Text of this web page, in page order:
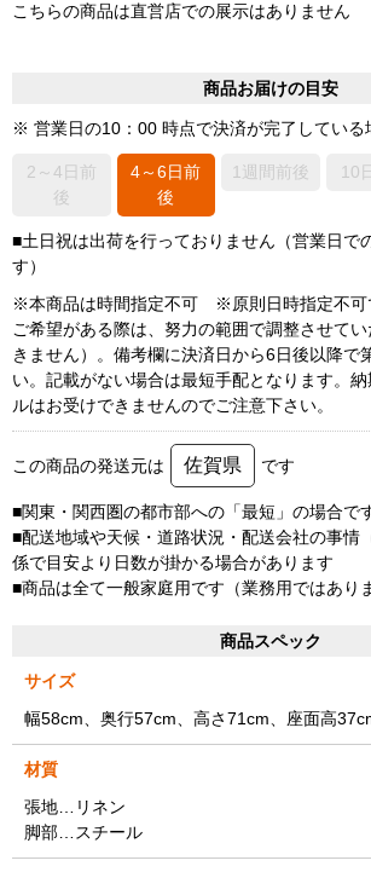
こちらの商品は直営店での展示はありません
商品お届けの目安
※ 営業日の10：00 時点で決済が完了している
2～4日前
後
4～6日前
後
1週間前後 10
■土日祝は出荷を行っておりません（営業日で
す）
※本商品は時間指定不可 ※原則日時指定不可
ご希望がある際は、努力の範囲で調整させて
きません）。備考欄に決済日から6日後以降で
い。記載がない場合は最短手配となります。
ルはお受けできませんのでご注意下さい。
この商品の発送元は 佐賀県 です
■関東・関西圏の都市部への「最短」の場合で
■配送地域や天候・道路状況・配送会社の事情
係で目安より日数が掛かる場合があります
■商品は全て一般家庭用です（業務用ではあり
商品スペック
サイズ
幅58cm、奥行57cm、高さ71cm、座面高
材質
張地…リネン
脚部…スチール